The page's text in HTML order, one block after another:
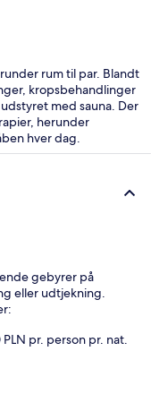
rum til par. Blandt
kropsbehandlinger
med sauna. Der
herunder
hver dag.
gebyrer på
eller udtjekning.
pr. person pr. nat.